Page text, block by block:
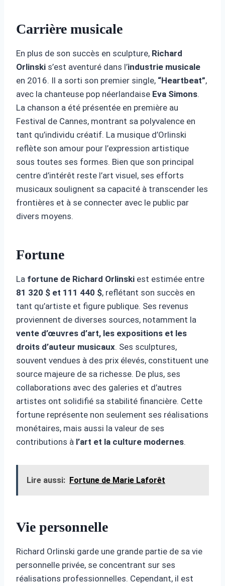
Carrière musicale
En plus de son succès en sculpture, Richard
Orlinski s’est aventuré dans l’industrie musicale
en 2016. Il a sorti son premier single, “Heartbeat”,
avec la chanteuse pop néerlandaise Eva Simons.
La chanson a été présentée en première au
Festival de Cannes, montrant sa polyvalence en
tant qu’individu créatif. La musique d’Orlinski
reflète son amour pour l’expression artistique
sous toutes ses formes. Bien que son principal
centre d’intérêt reste l’art visuel, ses efforts
musicaux soulignent sa capacité à transcender les
frontières et à se connecter avec le public par
divers moyens.
Fortune
La fortune de Richard Orlinski est estimée entre
81 320 $ et 111 440 $, reflétant son succès en
tant qu’artiste et figure publique. Ses revenus
proviennent de diverses sources, notamment la
vente d’œuvres d’art, les expositions et les
droits d’auteur musicaux. Ses sculptures,
souvent vendues à des prix élevés, constituent une
source majeure de sa richesse. De plus, ses
collaborations avec des galeries et d’autres
artistes ont solidifié sa stabilité financière. Cette
fortune représente non seulement ses réalisations
monétaires, mais aussi la valeur de ses
contributions à l’art et la culture modernes.
Lire aussi: Fortune de Marie Laforêt
Vie personnelle
Richard Orlinski garde une grande partie de sa vie
personnelle privée, se concentrant sur ses
réalisations professionnelles. Cependant, il est